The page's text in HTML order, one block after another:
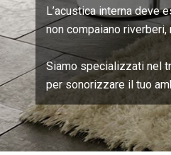
L’acustica interna deve
non compaiano riverberi,
Siamo specializzati nel
per sonorizzare il tuo